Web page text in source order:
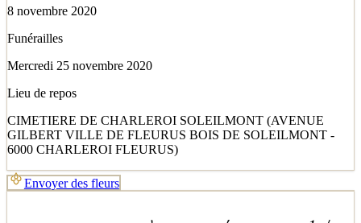
8 novembre 2020
Funérailles
Mercredi 25 novembre 2020
Lieu de repos
CIMETIERE DE CHARLEROI SOLEILMONT (AVENUE
GILBERT VILLE DE FLEURUS BOIS DE SOLEILMONT -
6000 CHARLEROI FLEURUS)
Envoyer des fleurs